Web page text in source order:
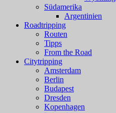
Südamerika
Argentinien
Roadtripping
Routen
Tipps
From the Road
Citytripping
Amsterdam
Berlin
Budapest
Dresden
Kopenhagen